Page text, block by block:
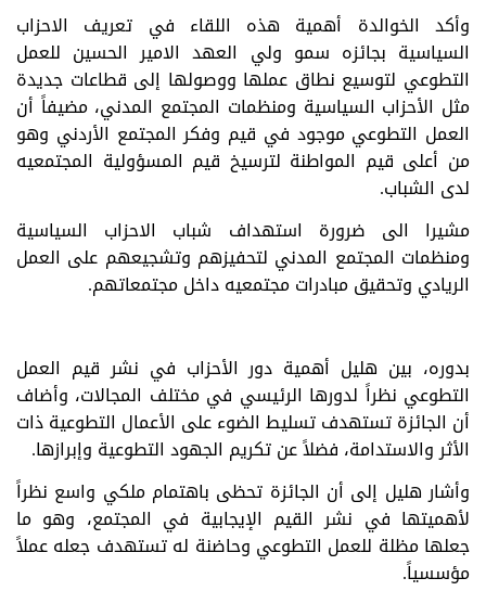
وأكد الخوالدة أهمية هذه اللقاء في تعريف الاحزاب
السياسية بجائزه سمو ولي العهد الامير الحسين للعمل
التطوعي لتوسيع نطاق عملها ووصولها إلى قطاعات جديدة
مثل الأحزاب السياسية ومنظمات المجتمع المدني، مضيفاً أن
العمل التطوعي موجود في قيم وفكر المجتمع الأردني وهو
من أعلى قيم المواطنة لترسيخ قيم المسؤولية المجتمعيه
لدى الشباب.
مشيرا ‏الى ضرورة استهداف شباب الاحزاب السياسية
ومنظمات المجتمع المدني لتحفيزهم وتشجيعهم على العمل
الريادي وتحقيق مبادرات مجتمعيه داخل مجتمعاتهم.
بدوره، بين هليل أهمية دور الأحزاب في نشر قيم العمل
التطوعي نظراً لدورها الرئيسي في مختلف المجالات، وأضاف
أن الجائزة تستهدف تسليط الضوء على الأعمال التطوعية ذات
الأثر والاستدامة، فضلاً عن تكريم الجهود التطوعية وإبرازها.
وأشار هليل إلى أن الجائزة تحظى باهتمام ملكي واسع نظراً
لأهميتها في نشر القيم الإيجابية في المجتمع، وهو ما
جعلها مظلة للعمل التطوعي وحاضنة له تستهدف جعله عملاً
مؤسسياً.